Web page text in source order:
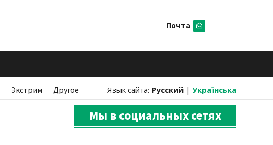
Почта
Экстрим Другое Язык сайта: Русский | Українська
Мы в социальных сетях